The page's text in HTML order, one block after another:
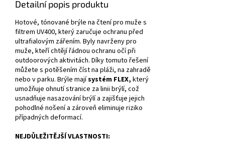
Detailní popis produktu
Hotové, tónované brýle na čtení pro muže s
filtrem UV400, který zaručuje ochranu před
ultrafialovým zářením. Byly navrženy pro
muže, kteří chtějí řádnou ochranu očí při
outdoorových aktivitách. Díky tomuto řešení
můžete s potěšením číst na pláži, na zahradě
nebo v parku. Brýle majísystém FLEX, který
umožňuje ohnutí stranice za linii brýlí, což
usnadňuje nasazování brýlí a zajišťuje jejich
pohodlné nošení a zároveň eliminuje riziko
případných deformací.
NEJDŮLEŽITĚJŠÍ VLASTNOSTI: